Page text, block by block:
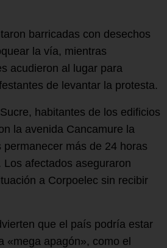
barricadas con desechos
la vía, mientras
acudieron al lugar para
de levantar la protesta.
habitantes de los edificios
la avenida Cancamure la
más de 24 horas
afectados aseguraron
a Corpoelec sin recibir
que el país podría estar
«mega apagón», como el